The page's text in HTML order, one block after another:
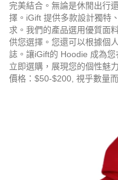
完美結合。無論是休閒出行
擇。iGift 提供多款設計獨特
求。我們的產品選用優質面
供您選擇。您還可以根據個
誌。讓iGift的 Hoodie 成為您
立即選購，展現您的個性魅
價格：$50-$200, 視乎數量而